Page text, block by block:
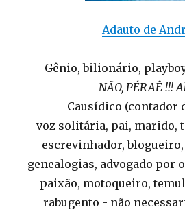
Adauto de
Gênio, bilionário,
NÃO, PÉRAÊ !!!
Causídico (contador
voz solitária, pai, marido,
escrevinhador,
genealogias, advogado por
paixão, motoqueiro,
rabugento - não